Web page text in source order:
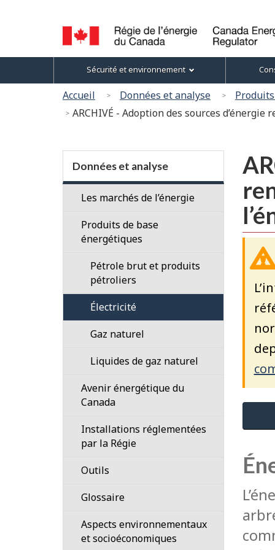
la
langue
Canada
Energy
Regulator
/
Régie
Canada
Menu
des
sujets
Sécurité et environnement
Accueil Données et analyse
ARCHIVÉ - Adoption des sources d’énergie
Section
menu
Données et analyse
Les marchés de l’énergie
Aperçu
du
Profils
énergétiques
des
provinces
et
renouvelable
au
Produits de base
énergétiques
Pétrole brut et produits
pétroliers
Électricité
Gaz naturel
Liquides de gaz naturel
Avenir énergétique du
Canada
Explorer
l'avenir
du
Installations réglementées
par la Régie
Profils
réseau
pipelinier
Outils
Calculatrice
conversion
pour
Glossaire
Aspects environnementaux
et socioéconomiques